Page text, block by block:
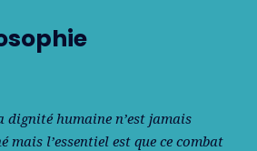
dignité humaine n’est jamais
mais l’essentiel est que ce combat